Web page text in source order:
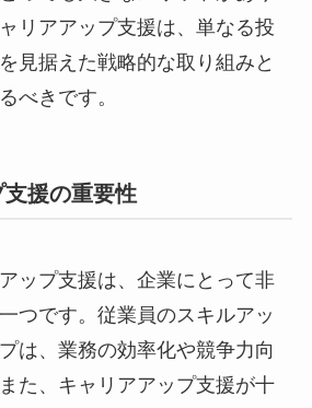
リアアップ支援は、単なる投
見据えた戦略的な取り組みと
べきです。
援の重要性
ップ支援は、企業にとって非
つです。従業員のスキルアッ
は、業務の効率化や競争力向
た、キャリアアップ支援が十